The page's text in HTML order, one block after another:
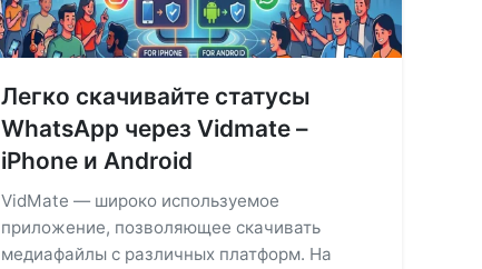
Легко скачивайте статусы
WhatsApp через Vidmate –
iPhone и Android
VidMate — широко используемое
приложение, позволяющее скачивать
медиафайлы с различных платформ. На